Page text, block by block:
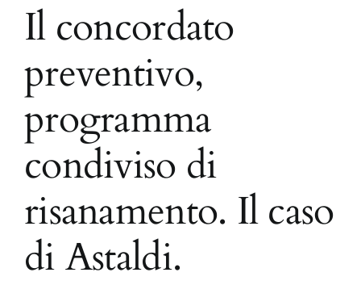
Il concordato
preventivo,
programma
condiviso di
risanamento. Il caso
di Astaldi.